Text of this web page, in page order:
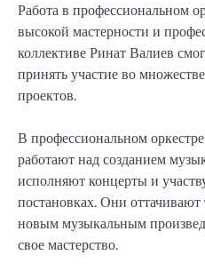
Работа в профессиональном
высокой мастерности и
коллективе Ринат Валиев
принять участие во
проектов.
В профессиональном
работают над созданием
исполняют концерты и
постановках. Они
новым музыкальным
свое мастерство.